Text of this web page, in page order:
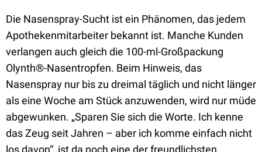
Die Nasenspray-Sucht ist ein Phänomen, das jedem
Apothekenmitarbeiter bekannt ist. Manche Kunden
verlangen auch gleich die 100-ml-Großpackung
Olynth®-Nasentropfen. Beim Hinweis, das
Nasenspray nur bis zu dreimal täglich und nicht länger
als eine Woche am Stück anzuwenden, wird nur müde
abgewunken. „Sparen Sie sich die Worte. Ich kenne
das Zeug seit Jahren – aber ich komme einfach nicht
los davon“, ist da noch eine der freundlichsten